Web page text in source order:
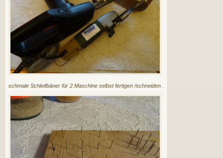
schmale Schleifbäner für 2 Maschine selbst fertigen /schneiden .